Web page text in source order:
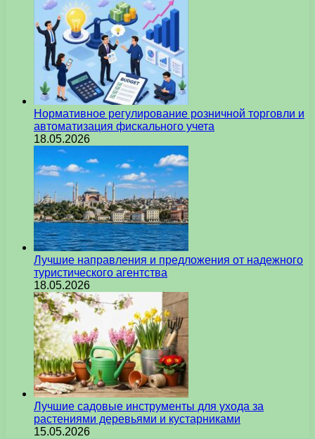
Нормативное регулирование розничной торговли и
автоматизация фискального учета
18.05.2026
Лучшие направления и предложения от надежного
туристического агентства
18.05.2026
Лучшие садовые инструменты для ухода за
растениями деревьями и кустарниками
15.05.2026